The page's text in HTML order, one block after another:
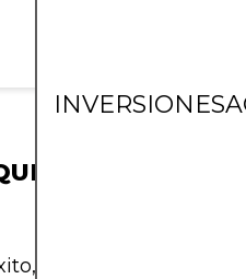
INVERSIONES
LA TASA DE
pero sin conocer tu